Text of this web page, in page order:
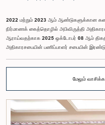
2022 மற்றும் 2023 ஆம் ஆண்டுகளுக்கான
நிர்மாணக் கைத்தொழில் அபிவிருத்தி
ஆராய்வதற்காக 2025 ஒக்டோபர் 08 ஆம்
அதிகாரசபையின் பணிப்பாளர் சபையின்
இக்கூட்டத்தில் கலந்துகொண்டார் என்பதைக்
நடைமுறை மற்றும் ஒழுங்குமுறைகளுக்கு
பெறாமலேயே இரு அதிகாரிகளும் குழுவின்
தொடர்ந்து, அரசாங்க பொறுப்பு முயற்சிகள்
சிறப்புரிமைப் பிரச்சினையினையடுத்து,
மேலும் வாசிக்க